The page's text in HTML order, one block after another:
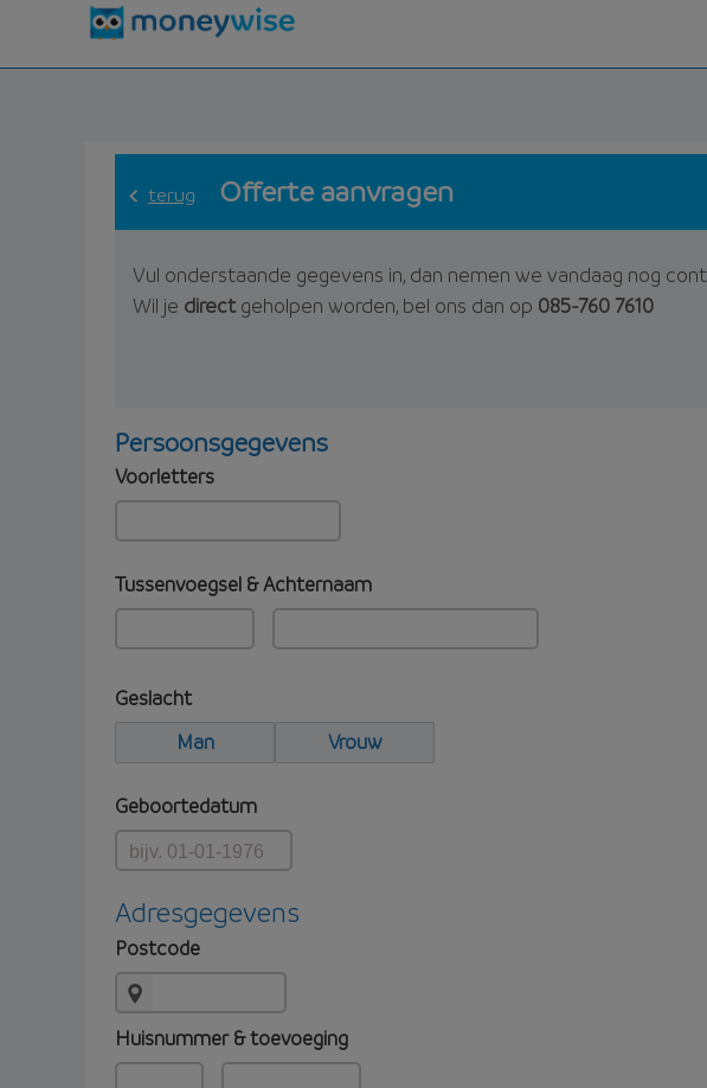
terug Offerte aanvragen
Vul onderstaande gegevens in, dan nemen we vandaag nog
Wil je directgeholpen worden, bel ons dan op 085-760 7610
Persoonsgegevens
Voorletters
Tussenvoegsel & Achternaam
Geslacht
Man
Vrouw
Geboortedatum
Adresgegevens
Postcode
Huisnummer & toevoeging